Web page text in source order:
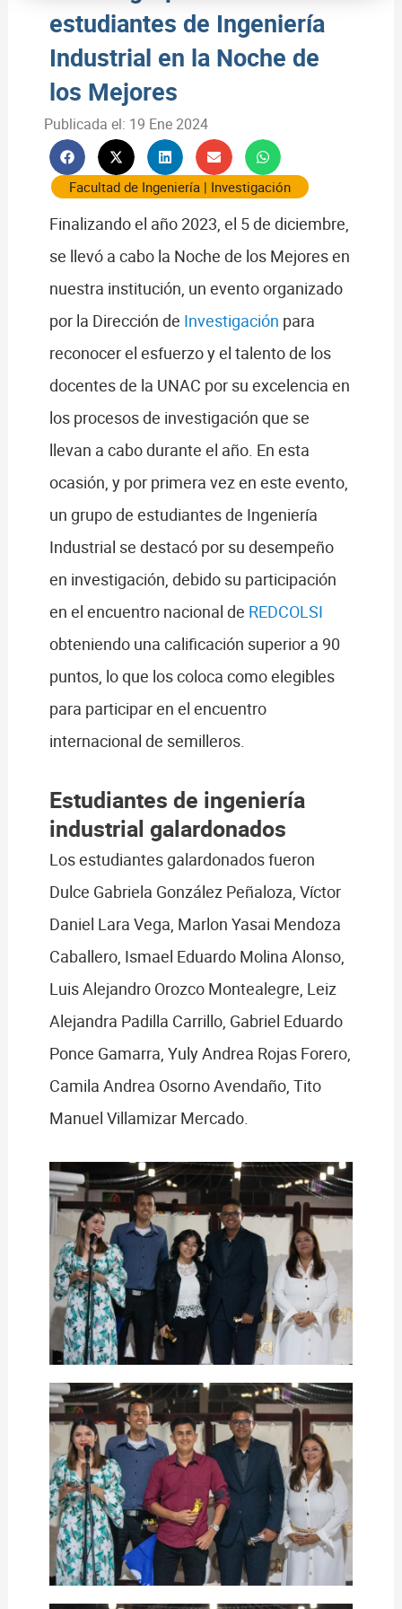
estudiantes de Ingeniería
Industrial en la Noche de
los Mejores
Publicada el: 19 Ene 2024
Facultad de Ingeniería| Investigación
Finalizando el año 2023, el 5 de diciembre,
se llevó a cabo la Noche de los Mejores en
nuestra institución, un evento organizado
por la Dirección de Investigación para
reconocer el esfuerzo y el talento de los
docentes de la UNAC por su excelencia en
los procesos de investigación que se
llevan a cabo durante el año. En esta
ocasión, y por primera vez en este evento,
un grupo de estudiantes de Ingeniería
Industrial se destacó por su desempeño
en investigación, debido su participación
en el encuentro nacional de REDCOLSI
obteniendo una calificación superior a 90
puntos, lo que los coloca como elegibles
para participar en el encuentro
internacional de semilleros.
Estudiantes de ingeniería
industrial galardonados
Los estudiantes galardonados fueron
Dulce Gabriela González Peñaloza, Víctor
Daniel Lara Vega, Marlon Yasai Mendoza
Caballero, Ismael Eduardo Molina Alonso,
Luis Alejandro Orozco Montealegre, Leiz
Alejandra Padilla Carrillo, Gabriel Eduardo
Ponce Gamarra, Yuly Andrea Rojas Forero,
Camila Andrea Osorno Avendaño, Tito
Manuel Villamizar Mercado.